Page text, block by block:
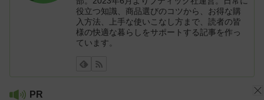
役立つ知識、商品選びのコツから、お得な購
入方法、上手な使いこなし方まで、読者の皆
様の快適な暮らしをサポートする記事を作っ
ています。
PR